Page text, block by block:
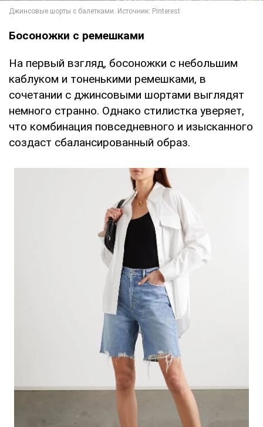
Босоножки с ремешками
На первый взгляд, босоножки с небольшим
каблуком и тоненькими ремешками, в
сочетании с джинсовыми шортами выглядят
немного странно. Однако стилистка уверяет,
что комбинация повседневного и изысканного
создаст сбалансированный образ.